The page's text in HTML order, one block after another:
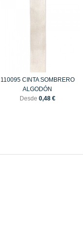
110095 CINTA SOMBRERO
ALGODÓN
Desde 0,48 €